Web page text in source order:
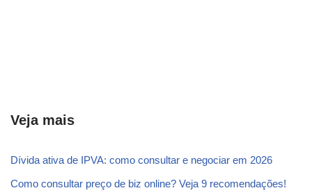
Veja mais
Dívida ativa de IPVA: como consultar e negociar em 2026
Como consultar preço de biz online? Veja 9 recomendações!